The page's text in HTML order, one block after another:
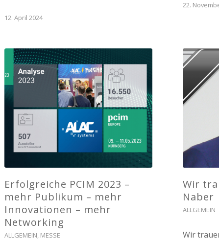
12. April 2024
22.
Erfolgreiche PCIM 2023 –
mehr Publikum – mehr
Innovationen – mehr
Networking
ALLGEMEIN, MESSE
Wir
Naber
ALLGEMEIN
Wir